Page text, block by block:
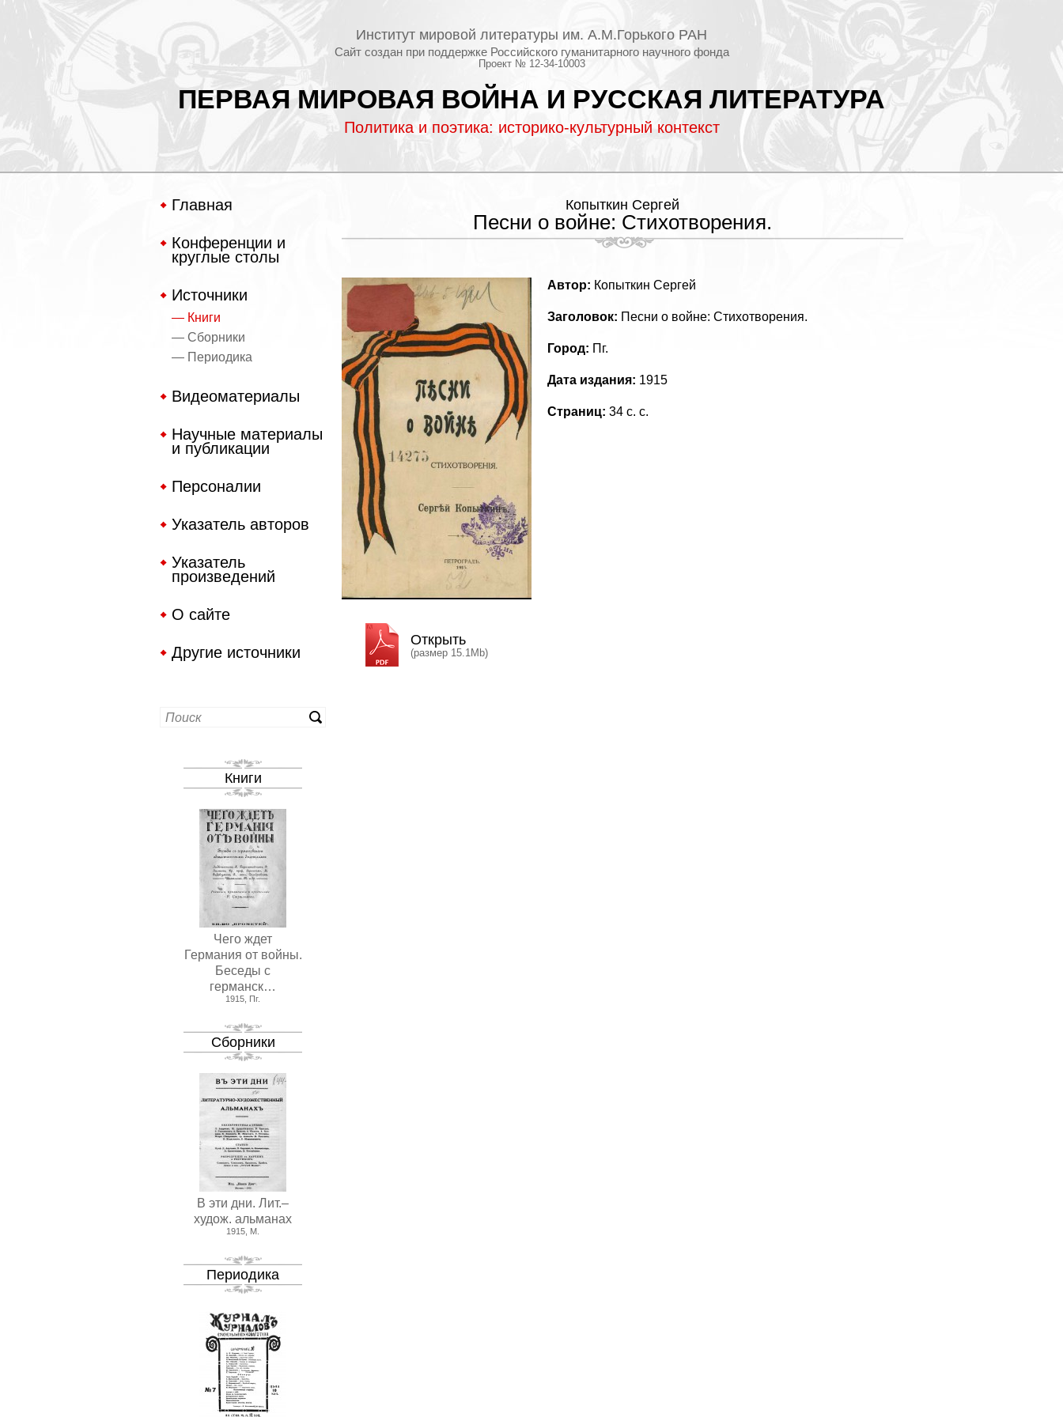
Институт мировой литературы им. А.М.Горького РАН
Сайт создан при поддержке Российского гуманитарного научного фонда
Проект № 12-34-10003
ПЕРВАЯ МИРОВАЯ ВОЙНА И РУССКАЯ ЛИТЕРАТУРА
Политика и поэтика: историко-культурный контекст
Главная
Конференции и
круглые столы
Источники
— Книги
— Сборники
— Периодика
Видеоматериалы
Научные материалы
и публикации
Персоналии
Указатель авторов
Указатель
произведений
О сайте
Другие источники
Книги
Чего ждет
Германия от войны.
Беседы с
германск…
1915, Пг.
Сборники
В эти дни. Лит.–
худож. альманах
1915, М.
Периодика
Копыткин Сергей
Песни о войне: Стихотворения.
Открыть
(размер 15.1Mb)
Автор: Копыткин Сергей
Заголовок: Песни о войне: Стихотворения.
Город: Пг.
Дата издания: 1915
Страниц: 34 с. с.